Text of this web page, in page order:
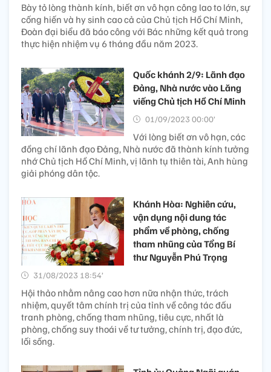
Bày tỏ lòng thành kính, biết ơn vô hạn công lao to lớn, sự
cống hiến và hy sinh cao cả của Chủ tịch Hồ Chí Minh,
Đoàn đại biểu đã báo công với Bác những kết quả trong
thực hiện nhiệm vụ 6 tháng đầu năm 2023.
Quốc khánh 2/9: Lãnh đạo
Đảng, Nhà nước vào Lăng
viếng Chủ tịch Hồ Chí Minh
01/09/2023 00:00’
Với lòng biết ơn vô hạn, các
đồng chí lãnh đạo Đảng, Nhà nước đã thành kính tưởng
nhớ Chủ tịch Hồ Chí Minh, vị lãnh tụ thiên tài, Anh hùng
giải phóng dân tộc.
Khánh Hòa: Nghiên cứu,
vận dụng nội dung tác
phẩm về phòng, chống
tham nhũng của Tổng Bí
thư Nguyễn Phú Trọng
31/08/2023 18:54’
Hội thảo nhằm nâng cao hơn nữa nhận thức, trách
nhiệm, quyết tâm chính trị của tỉnh về công tác đấu
tranh phòng, chống tham nhũng, tiêu cực, nhất là
phòng, chống suy thoái về tư tưởng, chính trị, đạo đức,
lối sống.